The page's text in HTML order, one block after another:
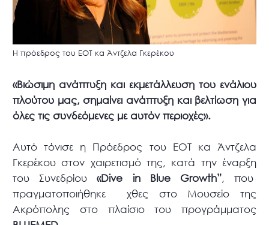
Η πρόεδρος του ΕΟΤ κα Άντζελα Γκερέκου
«Βιώσιμη ανάπτυξη και εκμετάλλευση του ενάλιου
πλούτου μας, σημαίνει ανάπτυξη και βελτίωση για
όλες τις συνδεόμενες με αυτόν περιοχές».
Αυτό τόνισε η Πρόεδρος του ΕΟΤ κα Άντζελα
Γκερέκου στον χαιρετισμό της, κατά την έναρξη
του Συνεδρίου«Dive in Blue Growth”, που
πραγματοποιήθηκε χθες στο Μουσείο της
Ακρόπολης στο πλαίσιο του προγράμματος